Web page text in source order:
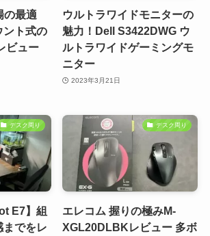
の最適
ント式の
ビュー
ウルトラワイドモニターの
魅力！Dell S3422DWG ウ
ルトラワイドゲーミングモ
ニター
2023年3月21日
デスク周り
E7】組
までをレ
デスク周り
エレコム 握りの極みM-
XGL20DLBKレビュー 多ボ